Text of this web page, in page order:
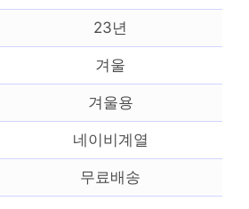
23년
겨울
겨울용
네이비계열
무료배송